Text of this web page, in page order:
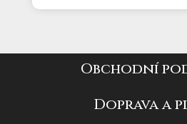
Obchodní
Doprava a